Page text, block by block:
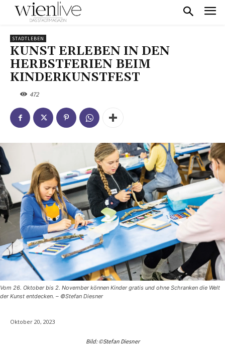
STADTLEBEN
KUNST ERLEBEN IN DEN
HERBSTFERIEN BEIM
KINDERKUNSTFEST
472
Vom 26. Oktober bis 2. November können Kinder gratis und ohne Schranken die Welt
der Kunst entdecken. – ©Stefan Diesner
Oktober 20, 2023
Bild: ©Stefan Diesner